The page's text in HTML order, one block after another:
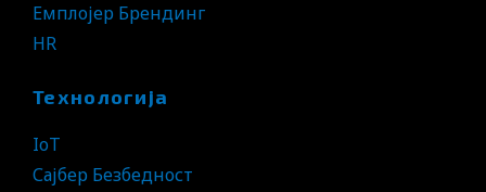
Емплојер Брендинг
HR
Технологија
IoT
Сајбер Безбедност